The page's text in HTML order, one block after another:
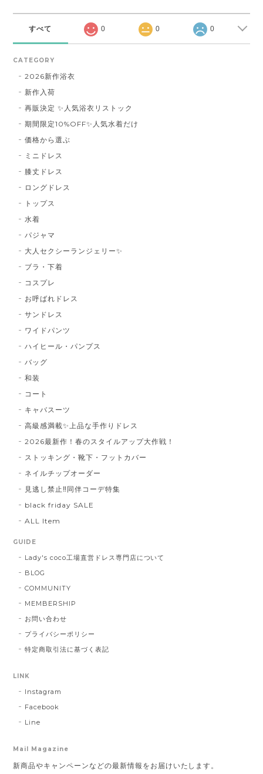
すべて 0 0 0
CATEGORY
2026新作浴衣
新作入荷
再販決定 ✨人気浴衣リストック
期間限定10%OFF✨人気水着だけ
価格から選ぶ
ミニドレス
膝丈ドレス
ロングドレス
トップス
水着
パジャマ
大人セクシーランジェリー✨
ブラ・下着
コスプレ
お呼ばれドレス
サンドレス
ワイドパンツ
ハイヒール・パンプス
バッグ
和装
コート
キャバスーツ
高級感満載✨上品な手作りドレス
2026最新作！春のスタイルアップ大作戦！
ストッキング・靴下・フットカバー
ネイルチップオーダー
見逃し禁止‼同伴コーデ特集
black friday SALE
ALL Item
GUIDE
Lady's coco工場直営ドレス専門店について
BLOG
COMMUNITY
MEMBERSHIP
お問い合わせ
プライバシーポリシー
特定商取引法に基づく表記
LINK
Instagram
Facebook
Line
Mail Magazine
新商品やキャンペーンなどの最新情報をお届けいたします。